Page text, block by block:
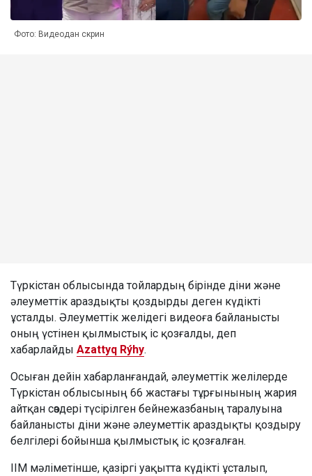
Фото: Видеодан скрин
Түркістан облысында тойлардың бірінде діни және
әлеуметтік араздықты қоздырды деген күдікті
ұсталды. Әлеуметтік желідегі видеоға байланысты
оның үстінен қылмыстық іс қозғалды, деп
хабарлайды Azattyq Rýhy.
Осыған дейін хабарланғандай, әлеуметтік желілерде
Түркістан облысының 66 жастағы тұрғынының жария
айтқан сөздері түсірілген бейнежазбаның таралуына
байланысты діни және әлеуметтік араздықты қоздыру
белгілері бойынша қылмыстық іс қозғалған.
ІІМ мәліметінше, қазіргі уақытта күдікті ұсталып,